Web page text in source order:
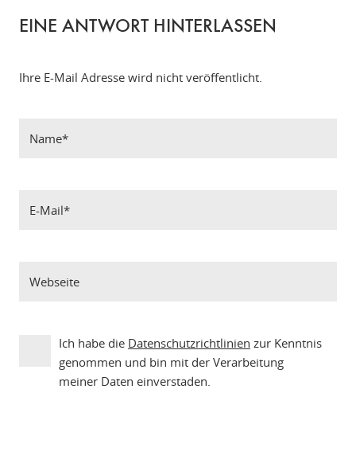
EINE ANTWORT HINTERLASSEN
Ihre E-Mail Adresse wird nicht veröffentlicht.
Ich habe die Datenschutzrichtlinien zur Kenntnis
genommen und bin mit der Verarbeitung
meiner Daten einverstaden.